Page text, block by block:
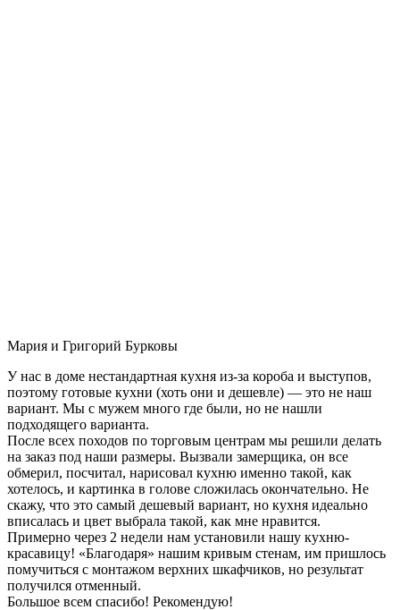
Мария и Григорий Бурковы
У нас в доме нестандартная кухня из-за короба и выступов,
поэтому готовые кухни (хоть они и дешевле) — это не наш
вариант. Мы с мужем много где были, но не нашли
подходящего варианта.
После всех походов по торговым центрам мы решили делать
на заказ под наши размеры. Вызвали замерщика, он все
обмерил, посчитал, нарисовал кухню именно такой, как
хотелось, и картинка в голове сложилась окончательно. Не
скажу, что это самый дешевый вариант, но кухня идеально
вписалась и цвет выбрала такой, как мне нравится.
Примерно через 2 недели нам установили нашу кухню-
красавицу! «Благодаря» нашим кривым стенам, им пришлось
помучиться с монтажом верхних шкафчиков, но результат
получился отменный.
Большое всем спасибо! Рекомендую!